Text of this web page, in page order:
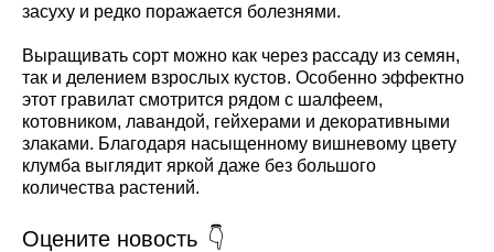
засуху и редко поражается болезнями.
Выращивать сорт можно как через рассаду из семян,
так и делением взрослых кустов. Особенно эффектно
этот гравилат смотрится рядом с шалфеем,
котовником, лавандой, гейхерами и декоративными
злаками. Благодаря насыщенному вишневому цвету
клумба выглядит яркой даже без большого
количества растений.
Оцените новость